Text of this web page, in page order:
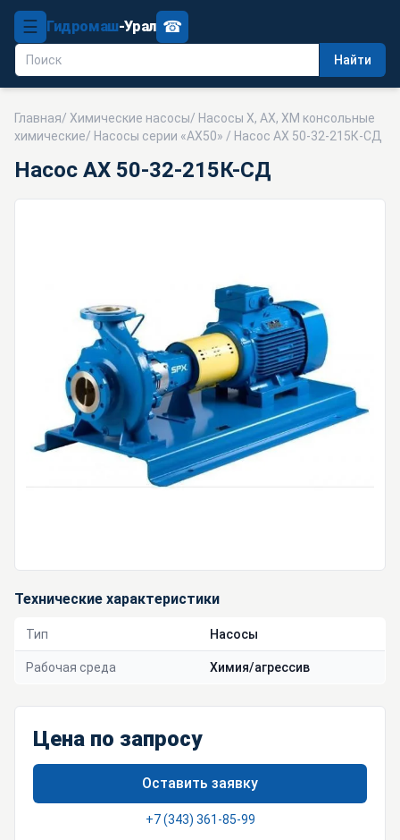
☰ Гидромаш-Урал
Найти
☎
Главная/ Химические насосы/ Насосы Х, АХ, ХМ консольные
химические/ Насосы серии «АХ50» / Насос АХ 50-32-215К-СД
Насос АХ 50-32-215К-СД
Технические характеристики
Тип Насосы
Рабочая среда Химия/агрессив
Цена по запросу
Оставить заявку
+7 (343) 361-85-99